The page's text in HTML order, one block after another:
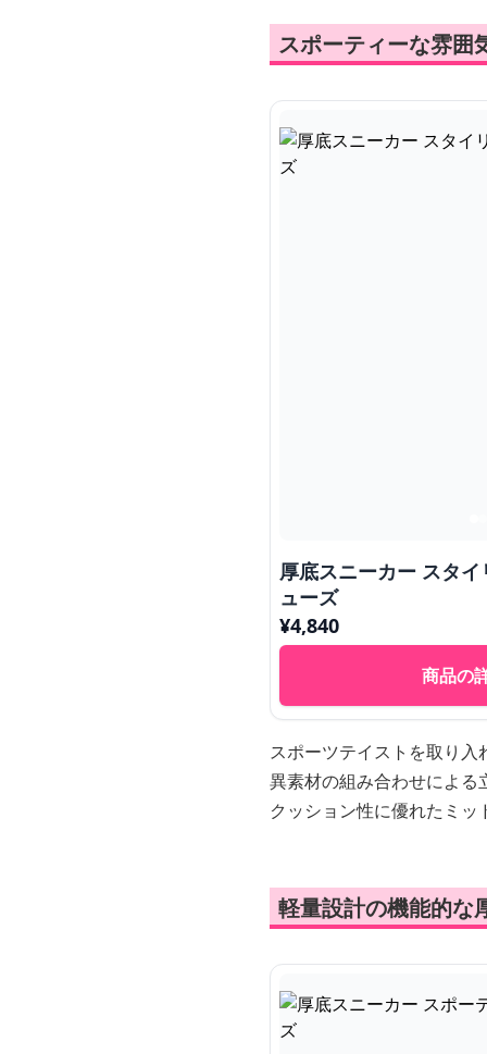
スポーティーな雰囲
厚底スニーカー スタ
ューズ
¥4,840
商品の
スポーツテイストを取り
異素材の組み合わせによ
クッション性に優れたミ
軽量設計の機能的な